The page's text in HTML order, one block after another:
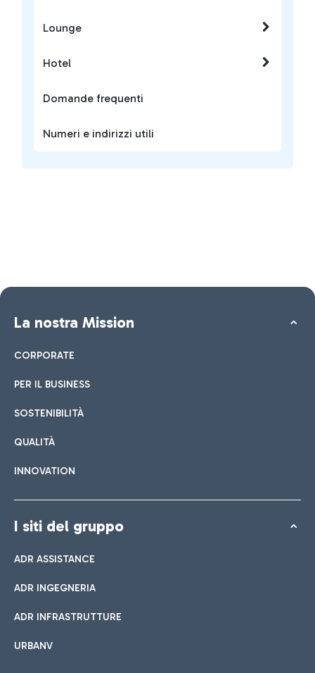
Lounge
Hotel
Domande frequenti
Numeri e indirizzi utili
La nostra Mission
CORPORATE
PER IL BUSINESS
SOSTENIBILITÀ
QUALITÀ
INNOVATION
I siti del gruppo
ADR ASSISTANCE
ADR INGEGNERIA
ADR INFRASTRUTTURE
URBANV